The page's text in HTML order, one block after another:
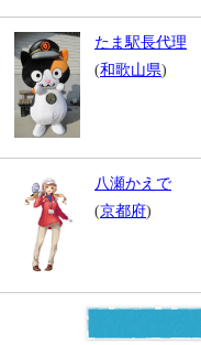
たま駅長代理
(和歌山県)
八瀬かえで
(京都府)